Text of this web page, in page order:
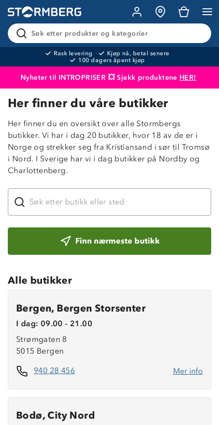
Søk etter produkter og kategorier
Rask levering
Kjøp nå, betal senere
100 dagers åpent kjøp
Nyheter til INTROPRISER 💥 Sjekk produktene HER!
Produktet er lagt i handlekurven Til kassen
Her finner du våre butikker
Her finner du en oversikt over alle Stormbergs
butikker. Vi har i dag 20 butikker, hvor 18 av de er i
Norge og strekker seg fra Kristiansand i sør til Tromsø
i Nord. I Sverige har vi i dag butikker på Nordby og
Charlottenberg.
Søk etter butikk eller sted
Finn nærmeste butikk
Alle butikker
Bergen, Bergen Storsenter
I dag: 09.00 - 21.00
Strømgaten 8
5015 Bergen
940 28 456 Mer info
Bodø, City Nord